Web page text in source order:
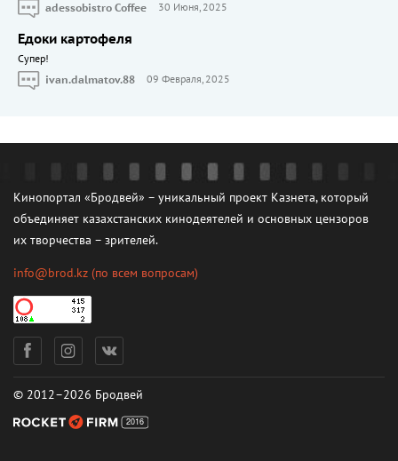
adessobistro Coffee
30 Июня, 2025
Едоки картофеля
Cупер!
ivan.dalmatov.88
09 Февраля, 2025
Кинопортал «Бродвей» – уникальный проект Казнета, который
объединяет казахстанских кинодеятелей и основных цензоров
их творчества – зрителей.
info@brod.kz (по всем вопросам)
© 2012–2026 Бродвей